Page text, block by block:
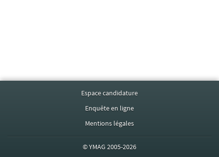
Espace candidature
Enquête en ligne
Mentions légales
©YMAG 2005-2026